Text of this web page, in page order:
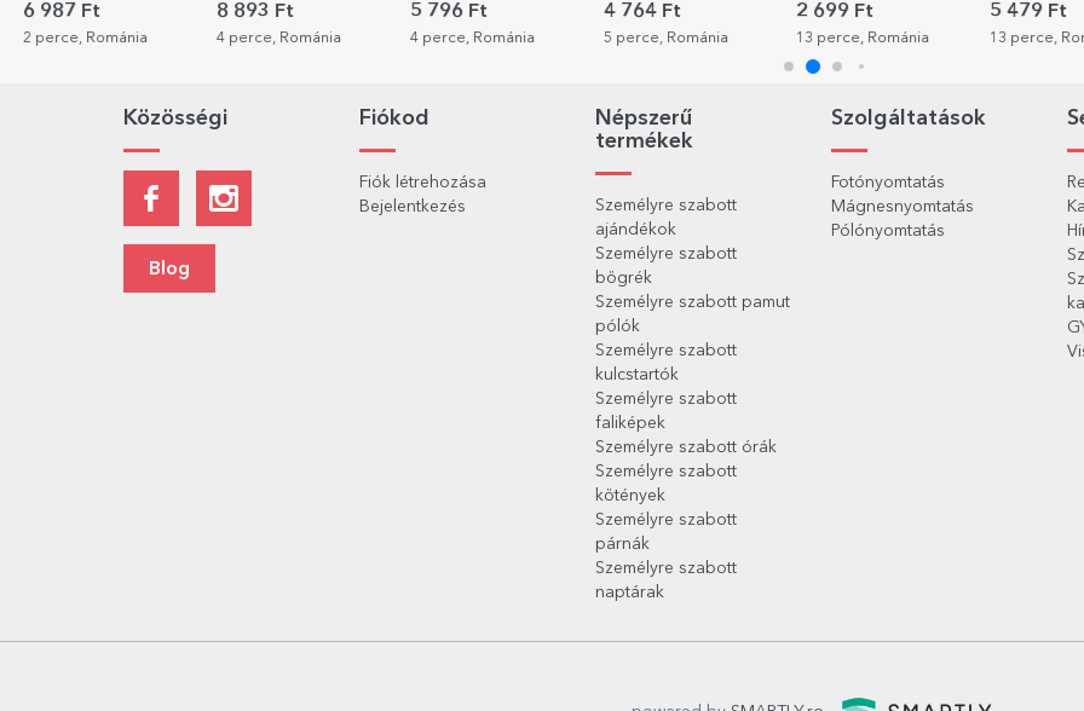
modellszámmal és
4 perce, Románia
üzenettel és fotóval -
Szív
4 perce, Románia 5 perce, Románia
szöveggel - Játékos
macskák
13 perce, Románia
Tökéletes, mivel
13 perce, Románia
Közösségi
Blog
Fiókod
Fiók létrehozása
Bejelentkezés
Népszerű
termékek
Személyre szabott
ajándékok
Személyre szabott
bögrék
Személyre szabott pamut
pólók
Személyre szabott
kulcstartók
Személyre szabott
faliképek
Személyre szabott órák
Személyre szabott
kötények
Személyre szabott
párnák
Személyre szabott
naptárak
Szolgáltatások
Fotónyomtatás
Mágnesnyomtatás
Pólónyomtatás